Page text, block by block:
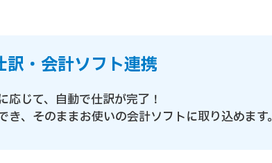
訳・会計ソフト連携
応じて、自動で仕訳が完了！
、そのままお使いの会計ソフトに取り込めます。